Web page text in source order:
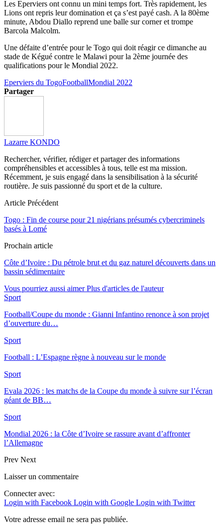
Les Eperviers ont connu un mini temps fort. Très rapidement, les
Lions ont repris leur domination et ça s’est payé cash. A la 80ème
minute, Abdou Diallo reprend une balle sur corner et trompe
Barcola Malcolm.
Une défaite d’entrée pour le Togo qui doit réagir ce dimanche au
stade de Kégué contre le Malawi pour la 2ème journée des
qualifications pour le Mondial 2022.
Eperviers du TogoFootballMondial 2022
Partager
Lazarre KONDO
Rechercher, vérifier, rédiger et partager des informations
compréhensibles et accessibles à tous, telle est ma mission.
Récemment, je suis engagé dans la sensibilisation à la sécurité
routière. Je suis passionné du sport et de la culture.
Article Précédent
Togo : Fin de course pour 21 nigérians présumés cybercriminels
basés à Lomé
Prochain article
Côte d’Ivoire : Du pétrole brut et du gaz naturel découverts dans un
bassin sédimentaire
Vous pourriez aussi aimer Plus d'articles de l'auteur
Sport
Football/Coupe du monde : Gianni Infantino renonce à son projet
d’ouverture du…
Sport
Football : L’Espagne règne à nouveau sur le monde
Sport
Evala 2026 : les matchs de la Coupe du monde à suivre sur l’écran
géant de BB…
Sport
Mondial 2026 : la Côte d’Ivoire se rassure avant d’affronter
l’Allemagne
Prev Next
Laisser un commentaire
Connecter avec:
Login with Facebook Login with Google Login with Twitter
Votre adresse email ne sera pas publiée.